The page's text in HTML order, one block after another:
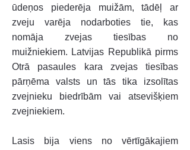
ūdeņos piederēja muižām, tādēļ ar
zveju varēja nodarboties tie, kas
nomāja zvejas tiesības no
muižniekiem. Latvijas Republikā pirms
Otrā pasaules kara zvejas tiesības
pārņēma valsts un tās tika izsolītas
zvejnieku biedrībām vai atsevišķiem
zvejniekiem.
Lasis bija viens no vērtīgākajiem